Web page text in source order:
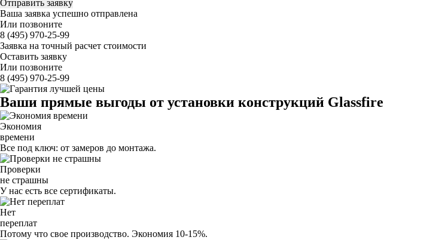
Ваша заявка успешно отправлена
Или позвоните
8 (495) 970-25-99
Заявка на точный расчет стоимости
Оставить заявку
Или позвоните
8 (495) 970-25-99
Ваши прямые выгоды от установки конструкций Glassfire
Экономия
времени
Все под ключ: от замеров до монтажа.
Проверки
не страшны
У нас есть все сертификаты.
Нет
переплат
Потому что свое производство. Экономия 10-15%.